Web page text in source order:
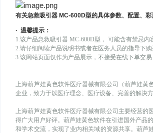
有关急救吸引器 MC-600D型的具体参数、配置
·温馨提示：
1.该产品急救吸引器 MC-600D型 ， 可能含有禁忌内
2.请仔细阅读产品说明书或者在医务人员的指导下购
3.该网站页面仅作为产品展示，不接受在线下单交易
上海葫芦娃黄色软件医疗器械有限公司（葫芦娃黄
企业，致力于以医疗理念、医疗设备、完善的
上海葫芦娃黄色软件医疗器械有限公司主要经营的医用
得广大用户好评。葫芦娃黄色软件在引进国外产
和学术交流，实现了业内相关域的资源共享。葫